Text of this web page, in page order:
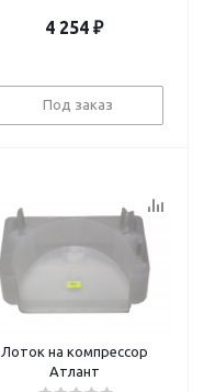
4 254 ₽
Под заказ
Лоток на компрессор
Атлант